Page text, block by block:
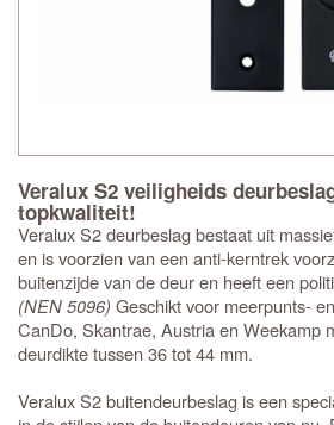
Veralux S2 veiligheids
topkwaliteit!
Veralux S2 deurbeslag bestaat uit
en is voorzien van een anti-kerntrek
buitenzijde van de deur en heeft een
(NEN 5096) Geschikt voor meerpunts-
CanDo, Skantrae, Austria en Weekamp
deurdikte tussen 36 tot 44 mm.
Veralux S2 buitendeurbeslag is een